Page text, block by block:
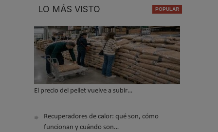
LO MÁS VISTO
El precio del pellet vuelve a subir…
Recuperadores de calor: qué son, cómo
funcionan y cuándo son…